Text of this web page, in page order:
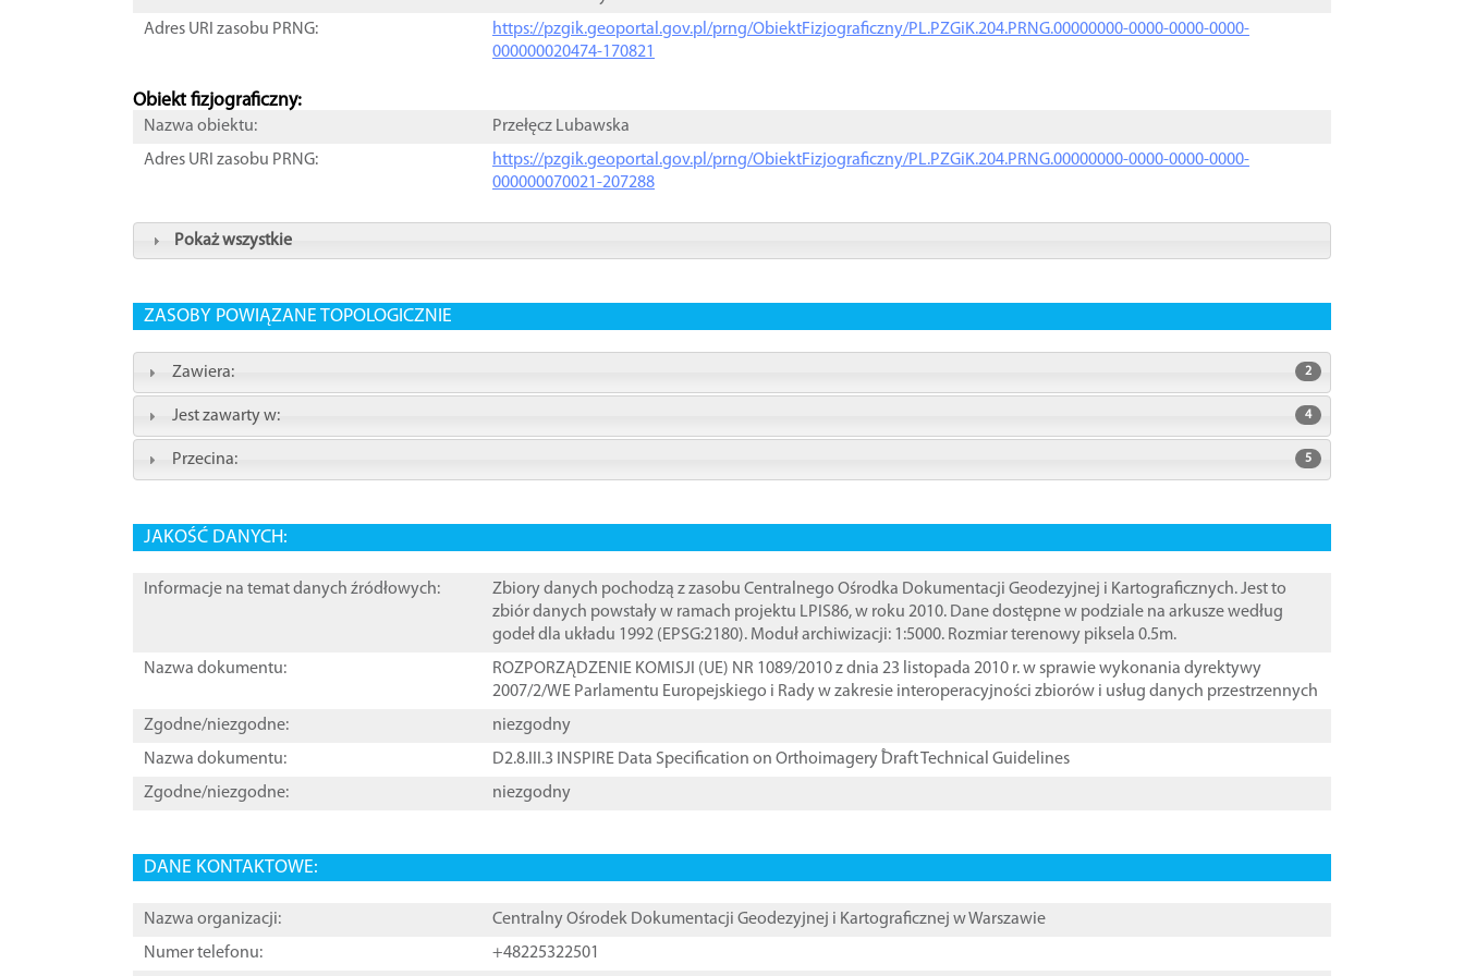
Adres URI zasobu PRNG:
https://pzgik.geoportal.gov.pl/prng/ObiektFizjograficzny/PL.PZGiK.204.PRNG.00000000-0000-0000-0000-
000000020474-170821
Obiekt fizjograficzny:
Nazwa obiektu:
Przełęcz Lubawska
Adres URI zasobu PRNG:
https://pzgik.geoportal.gov.pl/prng/ObiektFizjograficzny/PL.PZGiK.204.PRNG.00000000-0000-0000-0000-
000000070021-207288
Pokaż wszystkie
ZASOBY POWIĄZANE TOPOLOGICZNIE
Zawiera: 2
Jest zawarty w: 4
Przecina: 5
JAKOŚĆ DANYCH:
Informacje na temat danych źródłowych:
Zbiory danych pochodzą z zasobu Centralnego Ośrodka Dokumentacji Geodezyjnej i Kartograficznych. Jest to
zbiór danych powstały w ramach projektu LPIS86, w roku 2010. Dane dostępne w podziale na arkusze według
godeł dla układu 1992 (EPSG:2180). Moduł archiwizacji: 1:5000. Rozmiar terenowy piksela 0.5m.
Nazwa dokumentu:
ROZPORZĄDZENIE KOMISJI (UE) NR 1089/2010 z dnia 23 listopada 2010 r. w sprawie wykonania dyrektywy
2007/2/WE Parlamentu Europejskiego i Rady w zakresie interoperacyjności zbiorów i usług danych przestrzennych
Zgodne/niezgodne:
niezgodny
Nazwa dokumentu:
D2.8.III.3 INSPIRE Data Specification on Orthoimagery ֠Draft Technical Guidelines
Zgodne/niezgodne:
niezgodny
DANE KONTAKTOWE:
Nazwa organizacji:
Centralny Ośrodek Dokumentacji Geodezyjnej i Kartograficznej w Warszawie
Numer telefonu:
+48225322501